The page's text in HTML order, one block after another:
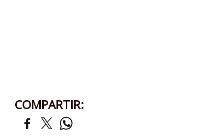
COMPARTIR: